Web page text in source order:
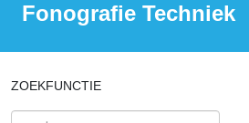
Fonografie Techniek
ZOEKFUNCTIE